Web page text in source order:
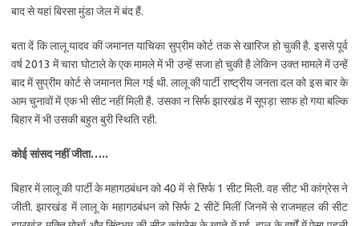
बाद से यहां बिरसा मुंडा जेल में बंद हैं.
बता दें कि लालू यादव की जमानत याचिका सुप्रीम कोर्ट तक से खारिज हो चुकी है. इससे पूर्व
वर्ष 2013 में चारा घोटाले के एक मामले में भी उन्हें सजा हो चुकी है लेकिन उक्त मामले में उन्हें
बाद में सुप्रीम कोर्ट से जमानत मिल गई थी. लालू की पार्टी राष्ट्रीय जनता दल को इस बार के
आम चुनावों में एक भी सीट नहीं मिली है. उसका न सिर्फ झारखंड में सूपड़ा साफ हो गया बल्कि
बिहार में भी उसकी बहुत बुरी स्थिति रही.
कोई सांसद नहीं जीता…..
बिहार में लालू की पार्टी के महागठबंधन को 40 में से सिर्फ 1 सीट मिली. वह सीट भी कांग्रेस ने
जीती. झारखंड में लालू के महागठबंधन को सिर्फ 2 सीटें मिलीं जिनमें से राजमहल की सीट